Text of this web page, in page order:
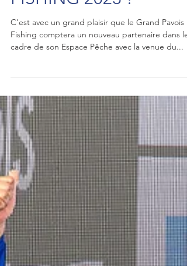
LE SMGPF, NOUVEAU
PARTENAIRE DU
FISHING 2023 !
C'est avec un grand plaisir que le Grand Pavois
Fishing comptera un nouveau partenaire dans le
cadre de son Espace Pêche avec la venue du...